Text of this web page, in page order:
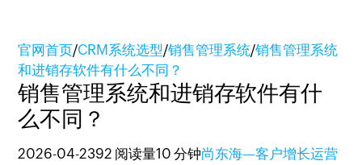
官网首页/CRM系统选型/销售管理系统/销售管理系统
和进销存软件有什么不同？
销售管理系统和进销存软件有什
么不同？
2026-04-2392 阅读量10 分钟尚东海—客户增长运营